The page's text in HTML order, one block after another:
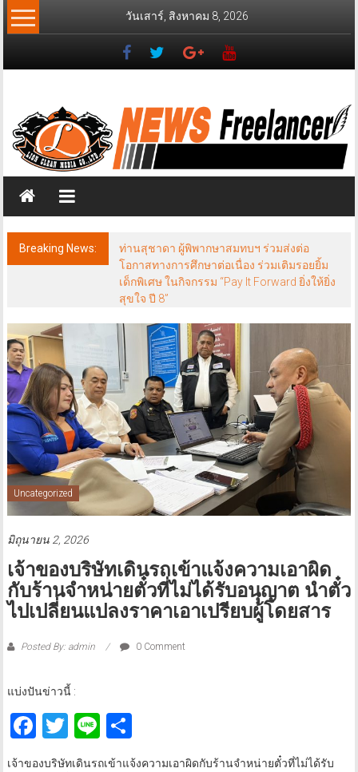
Skip
to
วันเสาร์, สิงหาคม 8, 2026
News
Freelancer
วส์
ฟรี
แลน
เซอร์
Breaking News:
ท่านสุชาดา ผู้พิพากษาสมทบฯ ร่วมส่งต่อ
โอกาสทางการศึกษาต่อเนื่อง ร่วมเติมรอยยิ้ม
เด็กพิเศษ ในกิจกรรม “Pay It Forward ยิ่งให้ยิ่ง
สุขใจ ปี 8”
Uncategorized
มิถุนายน 2, 2026
เจ้าของบริษัทเดินรถเข้าแจ้งความเอาผิด
กับร้านจำหน่ายตั๋วที่ไม่ได้รับอนุญาต นำตั๋ว
ไปเปลี่ยนแปลงราคาเอาเปรียบผู้โดยสาร
Posted By: admin 0 Comment
แบ่งปันข่าวนี้ :
Facebook
Twitter
LineShare
เจ้าของบริษัทเดินรถเข้าแจ้งความเอาผิดกับร้านจำหน่ายตั๋วที่ไม่ได้รับ